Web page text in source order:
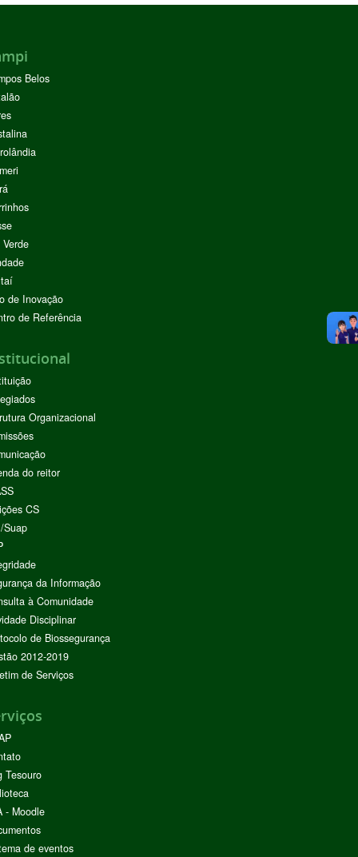
Belos
de Inovação
de Referência
Organizacional
do reitor
CS
Suap
da Informação
à Comunidade
Disciplinar
de Biossegurança
2012-2019
de Serviços
Tesouro
- Moodle
de eventos